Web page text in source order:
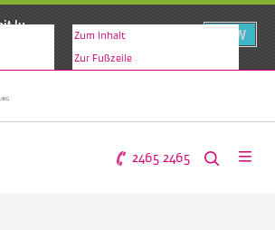
VIEW
Zum Inhalt
Zur Fußzeile
2465 2465